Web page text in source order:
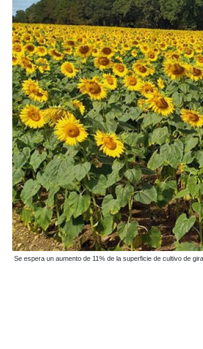
Se espera un aumento de 11% de la superficie de cultivo de